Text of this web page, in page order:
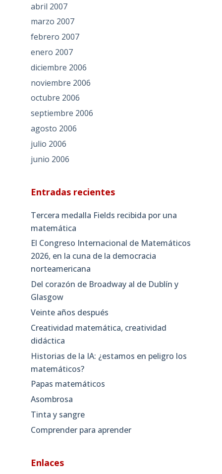
abril 2007
marzo 2007
febrero 2007
enero 2007
diciembre 2006
noviembre 2006
octubre 2006
septiembre 2006
agosto 2006
julio 2006
junio 2006
Entradas recientes
Tercera medalla Fields recibida por una
matemática
El Congreso Internacional de Matemáticos
2026, en la cuna de la democracia
norteamericana
Del corazón de Broadway al de Dublín y
Glasgow
Veinte años después
Creatividad matemática, creatividad
didáctica
Historias de la IA: ¿estamos en peligro los
matemáticos?
Papas matemáticos
Asombrosa
Tinta y sangre
Comprender para aprender
Enlaces